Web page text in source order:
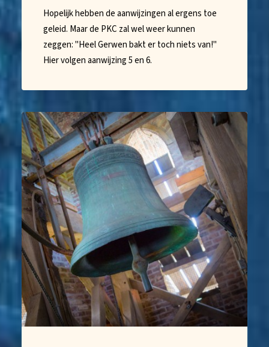
Hopelijk hebben de aanwijzingen al ergens toe
geleid. Maar de PKC zal wel weer kunnen
zeggen: "Heel Gerwen bakt er toch niets van!"
Hier volgen aanwijzing 5 en 6.